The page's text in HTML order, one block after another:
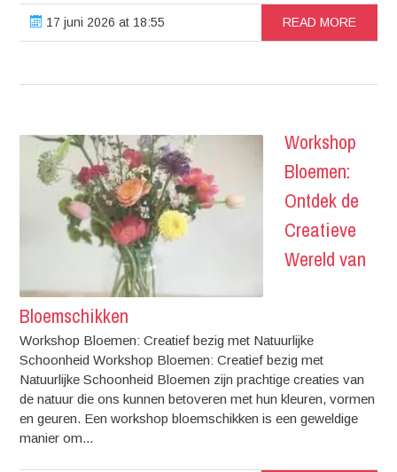
17 juni 2026 at 18:55 READ MORE
Workshop
Bloemen:
Ontdek de
Creatieve
Wereld van
Bloemschikken
Workshop Bloemen: Creatief bezig met Natuurlijke
Schoonheid Workshop Bloemen: Creatief bezig met
Natuurlijke Schoonheid Bloemen zijn prachtige creaties van
de natuur die ons kunnen betoveren met hun kleuren, vormen
en geuren. Een workshop bloemschikken is een geweldige
manier om...